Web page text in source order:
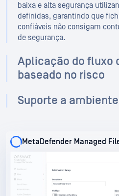
baixa e alta segurança
definidas, garantindo que
confiáveis não consigam
de segurança.
Aplicação do fluxo
baseado no risco
Suporte a
MetaDefender Managed
MetaDefender Managed